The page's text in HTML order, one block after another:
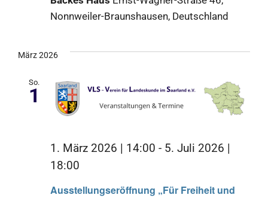
Nonnweiler-Braunshausen, Deutschland
März 2026
So.
1
Ausstellungseröffnung „Für Freiheit und
1. März 2026 | 14:00 - 5. Juli 2026 |
18:00